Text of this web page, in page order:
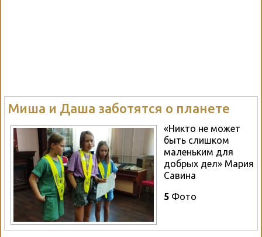
Миша и Даша заботятся о планете
«Никто не может
быть слишком
маленьким для
добрых дел» Мария
Савина
5 Фото